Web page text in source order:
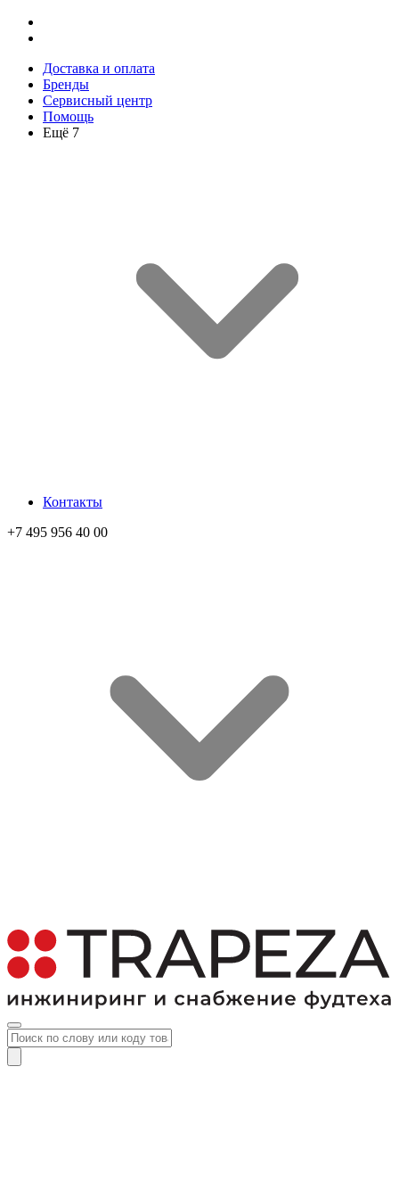
Доставка и оплата
Бренды
Сервисный центр
Помощь
Ещё 7
Контакты
+7 495 956 40 00